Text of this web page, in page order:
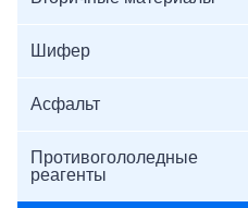
Шифер
Асфальт
Противогололедные
реагенты